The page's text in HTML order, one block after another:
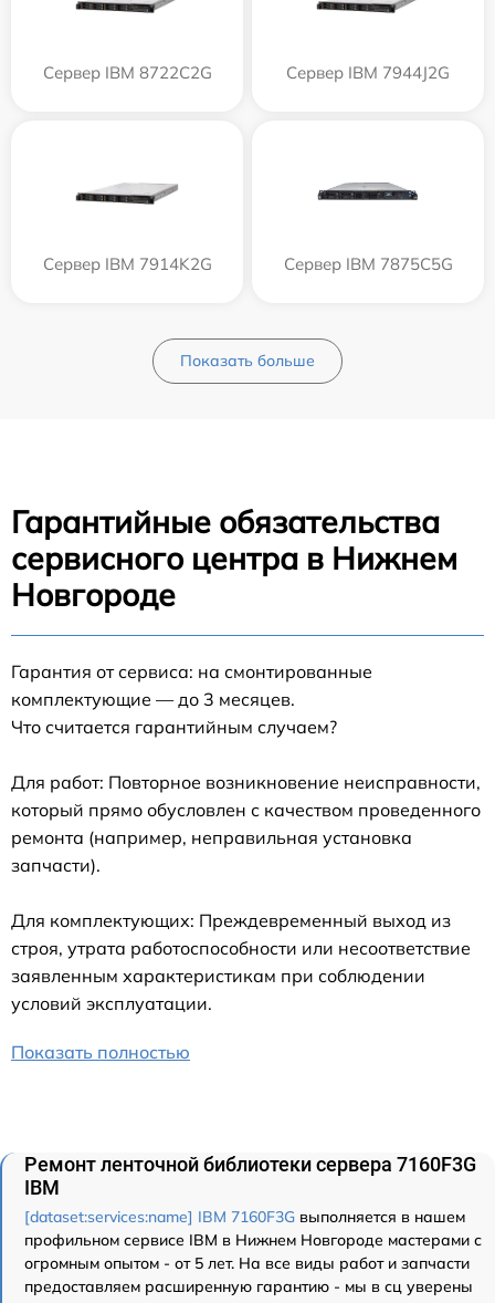
Сервер IBM 8722C2G Сервер IBM 7944J2G
Сервер IBM 7914K2G Сервер IBM 7875C5G
Показать больше
Гарантийные обязательства
сервисного центра в Нижнем
Новгороде
Гарантия от сервиса: на смонтированные
комплектующие — до 3 месяцев.
Что считается гарантийным случаем?
Для работ: Повторное возникновение неисправности,
который прямо обусловлен с качеством проведенного
ремонта (например, неправильная установка
запчасти).
Для комплектующих: Преждевременный выход из
строя, утрата работоспособности или несоответствие
заявленным характеристикам при соблюдении
условий эксплуатации.
Показать полностью
Ремонт ленточной библиотеки сервера 7160F3G
IBM
[dataset:services:name] IBM 7160F3G выполняется в нашем
профильном сервисе IBM в Нижнем Новгороде мастерами с
огромным опытом - от 5 лет. На все виды работ и запчасти
предоставляем расширенную гарантию - мы в сц уверены